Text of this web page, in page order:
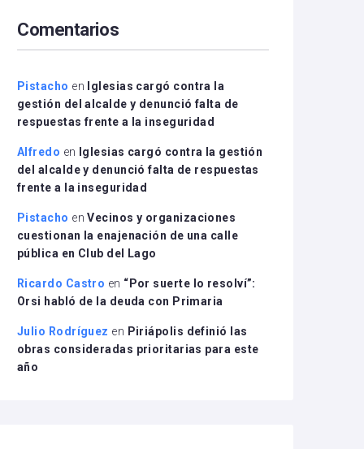
disminuir
el
Comentarios
Pistacho en
Iglesias cargó contra la
gestión del alcalde y denunció falta de
respuestas frente a la inseguridad
Alfredo en
Iglesias cargó contra la gestión
del alcalde y denunció falta de respuestas
frente a la inseguridad
Pistacho enVecinos y organizaciones
cuestionan la enajenación de una calle
pública en Club del Lago
Ricardo Castro en “Por suerte lo resolví”:
Orsi habló de la deuda con Primaria
Julio Rodríguez en Piriápolis definió las
obras consideradas prioritarias para este
año